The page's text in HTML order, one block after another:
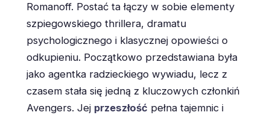
Romanoff. Postać ta łączy w sobie elementy
szpiegowskiego thrillera, dramatu
psychologicznego i klasycznej opowieści o
odkupieniu. Początkowo przedstawiana była
jako agentka radzieckiego wywiadu, lecz z
czasem stała się jedną z kluczowych członkiń
Avengers. Jej przeszłość pełna tajemnic i